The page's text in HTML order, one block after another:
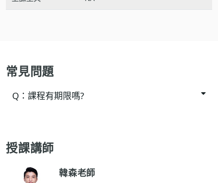
常見問題
Q： 課程有期限嗎?
授課講師
韓森老師